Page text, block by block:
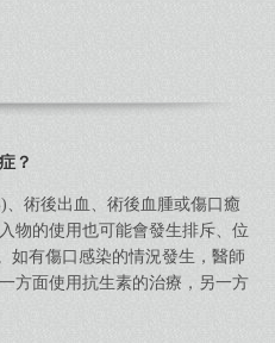
？
、術後出血、術後血腫或傷口癒
物的使用也可能會發生排斥、位
如有傷口感染的情況發生，醫師
方面使用抗生素的治療，另一方